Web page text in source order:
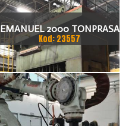
EMANUEL 2000 TONPRASA
HYDRAULICZNA 3200 X
2000
Kod: 23557